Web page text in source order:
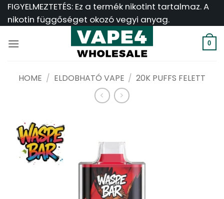
Ugrás
FIGYELMEZTETÉS: Ez a termék nikotint tartalmaz. A
nikotin függőséget okozó vegyi anyag.
0
HOME / ELDOBHATÓ VAPE / 20K PUFFS FELETT